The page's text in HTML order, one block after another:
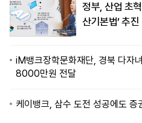
정부, 산업 초
산기본법’ 추진
iM뱅크장학문화재단, 경북 다자
8000만원 전달
케이뱅크, 삼수 도전 성공에도 증